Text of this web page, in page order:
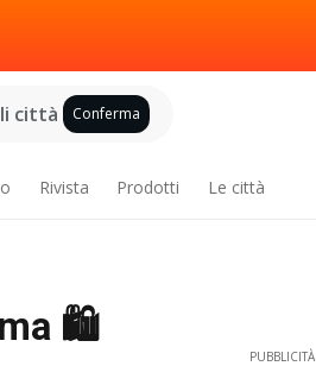
città Conferma
Rivista Prodotti Le città
🛍️
PUBBLICITÀ